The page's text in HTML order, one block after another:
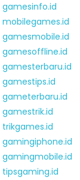
gamesinfo.id
mobilegames.id
gamesmobile.id
gamesoffline.id
gamesterbaru.id
gamestips.id
gameterbaru.id
gamestrik.id
trikgames.id
gamingiphone.id
gamingmobile.id
tipsgaming.id